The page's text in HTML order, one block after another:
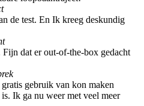
de test. En Ik kreeg deskundig
dat er out-of-the-box gedacht
gebruik van kon maken
Ik ga nu weer met veel meer